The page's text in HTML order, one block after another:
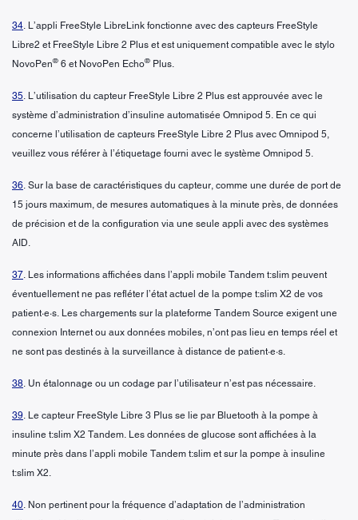
34. L’appli FreeStyle LibreLink fonctionne avec des capteurs FreeStyle
Libre2 et FreeStyle Libre 2 Plus et est uniquement compatible avec le stylo
NovoPen® 6 et NovoPen Echo® Plus.
35. L’utilisation du capteur FreeStyle Libre 2 Plus est approuvée avec le
système d’administration d’insuline automatisée Omnipod 5. En ce qui
concerne l’utilisation de capteurs FreeStyle Libre 2 Plus avec Omnipod 5,
veuillez vous référer à l’étiquetage fourni avec le système Omnipod 5.
36. Sur la base de caractéristiques du capteur, comme une durée de port de
15 jours maximum, de mesures automatiques à la minute près, de données
de précision et de la configuration via une seule appli avec des systèmes
AID.
37. Les informations affichées dans l’appli mobile Tandem t:slim peuvent
éventuellement ne pas refléter l’état actuel de la pompe t:slim X2 de vos
patient·e·s. Les chargements sur la plateforme Tandem Source exigent une
connexion Internet ou aux données mobiles, n’ont pas lieu en temps réel et
ne sont pas destinés à la surveillance à distance de patient·e·s.
38. Un étalonnage ou un codage par l’utilisateur n’est pas nécessaire.
39. Le capteur FreeStyle Libre 3 Plus se lie par Bluetooth à la pompe à
insuline t:slim X2 Tandem. Les données de glucose sont affichées à la
minute près dans l’appli mobile Tandem t:slim et sur la pompe à insuline
t:slim X2.
40. Non pertinent pour la fréquence d’adaptation de l’administration